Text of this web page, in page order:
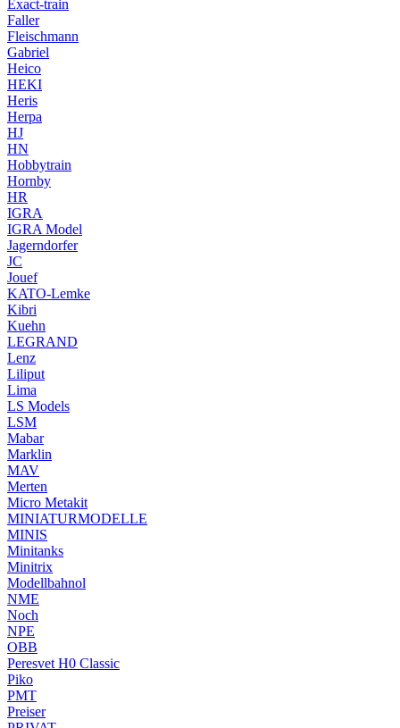
Exact-train
Faller
Fleischmann
Gabriel
Heico
HEKI
Heris
Herpa
HJ
HN
Hobbytrain
Hornby
HR
IGRA
IGRA Model
Jagerndorfer
JC
Jouef
KATO-Lemke
Kibri
Kuehn
LEGRAND
Lenz
Liliput
Lima
LS Models
LSM
Mabar
Marklin
MAV
Merten
Micro Metakit
MINIATURMODELLE
MINIS
Minitanks
Minitrix
Modellbahnol
NME
Noch
NPE
OBB
Peresvet H0 Classic
Piko
PMT
Preiser